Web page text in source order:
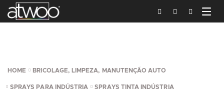
HOME BRICOLAGE, LIMPEZA, MANUTENÇÃO AUTO
SPRAYS PARA INDÚSTRIA SPRAYS TINTA INDÚSTRIA